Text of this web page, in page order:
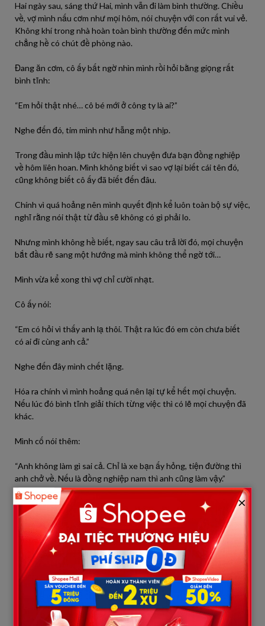
Hai ngày sau, sáng thứ Hai, mình vẫn đi làm bình thường. Chiều
về, vợ mình nấu cơm như mọi hôm, nói chuyện với con rất vui vẻ.
Không khí trong nhà hoàn toàn bình thường đến mức mình
chẳng hề có chút đề phòng nào.
Đang ăn cơm, cô ấy bất ngờ nhìn mình rồi hỏi bằng giọng rất
bình tĩnh:
“Em hỏi thật nhé… cô bé mới ở công ty là ai?”
Nghe đến đó, tim mình như hẫng một nhịp.
Trong đầu mình lập tức hiện lên chuyện đưa bạn đồng nghiệp
về hôm liên hoan. Mình không biết vì sao vợ lại biết cái tên đó,
cũng không biết cô ấy đã biết đến đâu.
Chính vì quá hoảng nên mình quyết định kể luôn toàn bộ sự việc,
nghĩ rằng nói thật từ đầu sẽ không có gì phải lo.
Nhưng mình không hề biết, ngay sau câu trả lời đó, mọi chuyện
bắt đầu rẽ sang một hướng mà mình không thể ngờ tới…
Mình vừa kể xong thì vợ chỉ cười nhạt.
Cô ấy nói:
“Em có hỏi vì thấy anh lạ thôi. Thật ra lúc đó em còn chưa biết
có ai đi cùng anh cả.”
Nghe đến đây mình chết lặng.
Hóa ra chính vì mình hoảng quá nên lại tự kể hết mọi chuyện.
Nếu lúc đó bình tĩnh giải thích từng việc thì có lẽ mọi chuyện đã
khác.
Mình cố nói thêm:
“Anh không làm gì sai cả. Chỉ là xe bạn ấy hỏng, tiện đường thì
anh chở về. Nếu là đồng nghiệp nam thì anh cũng làm vậy.”
Nhưng lúc đó mọi lời giải thích đều trở nên vô nghĩa.
Vợ mình bắt đầu đặt ra hàng loạt câu hỏi.
“Tại sao không nói trước?”
“Tại sao lại chỉ chở mỗi bạn ấy?”
“Tại sao về đến nhà không kể?”
×